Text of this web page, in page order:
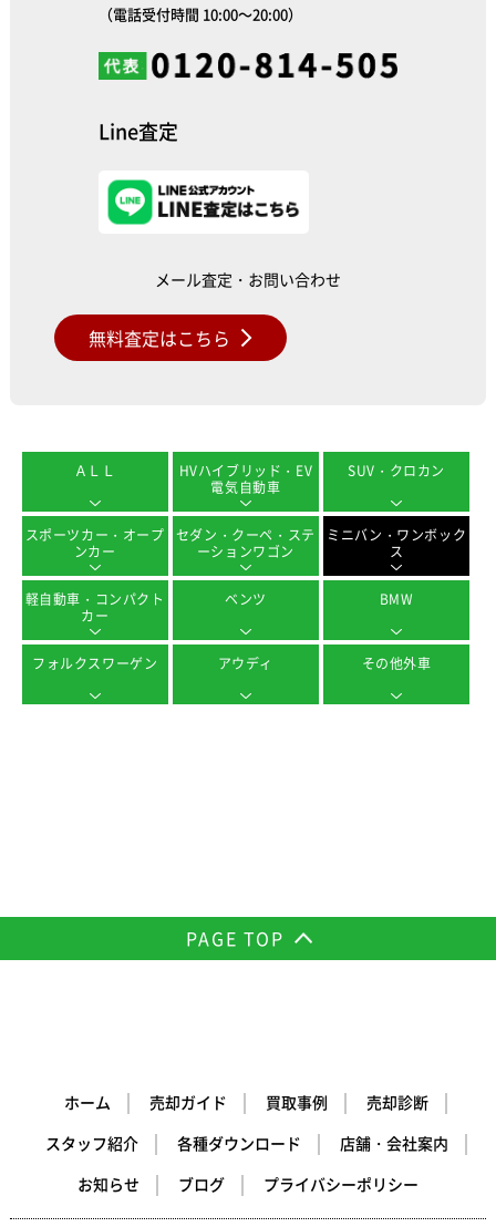
（電話受付時間 10:00～20:00）
Line査定
メール査定・お問い合わせ
無料査定はこちら
ＡＬＬ
HVハイブリッド・EV
電気自動車
SUV・クロカン
スポーツカー・オープ
ンカー
セダン・クーペ・ステ
ーションワゴン
ミニバン・ワンボック
ス
軽自動車・コンパクト
カー
ベンツ BMW
フォルクスワーゲン アウディ その他外車
PAGE TOP
ホーム 売却ガイド 買取事例
売却診断
スタッフ紹介
各種ダウンロード
店舗・会社案内
お知らせ
ブログ プライバシーポリシー